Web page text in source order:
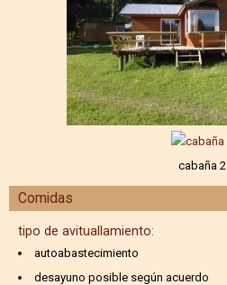
cabaña 2
Comidas
tipo de avituallamiento:
autoabastecimiento
desayuno posible según acuerdo